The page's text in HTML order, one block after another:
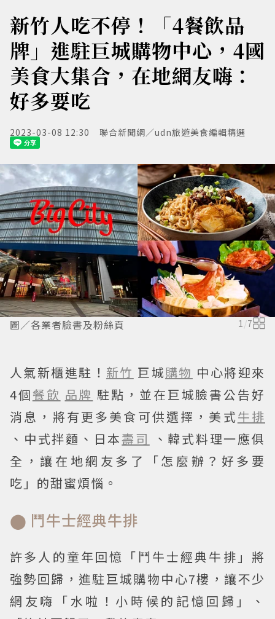
新竹人吃不停！「4餐飲品
牌」進駐巨城購物中心，4國
美食大集合，在地網友嗨：
好多要吃
2023-03-08 12:30 聯合新聞網／udn旅遊美食編輯精選
圖／各業者臉書及粉絲頁 1 /7
人氣新櫃進駐！ 新竹 巨城購物 中心將迎來
4個餐飲 品牌 駐點，並在巨城臉書公告好
消息，將有更多美食可供選擇，美式牛排
、中式拌麵、日本壽司
、韓式料理一應俱
全，讓在地網友多了「怎麼辦？好多要
吃」的甜蜜煩惱。
⬤ 鬥牛士經典牛排
許多人的童年回憶「鬥牛士經典牛排」將
強勢回歸，進駐巨城購物中心7樓，讓不少
網友嗨「水啦！小時候的記憶回歸」、